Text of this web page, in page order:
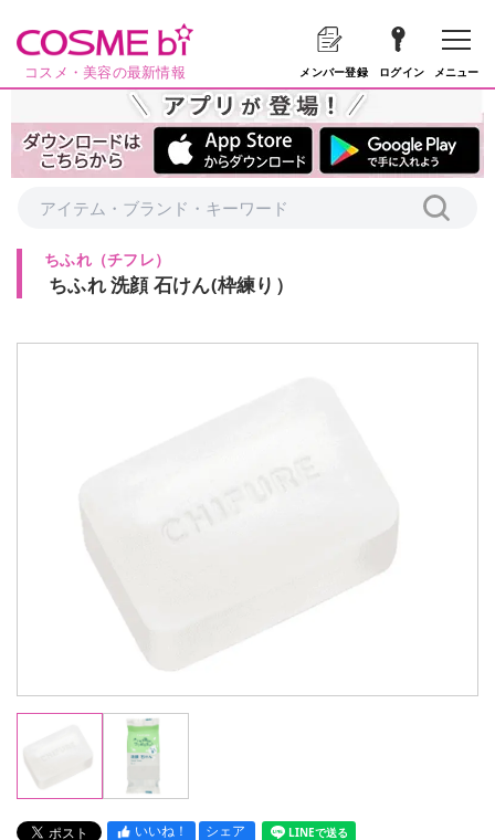
コスメ・美容の最新情報 メンバー登録 ログイン メニュー
ちふれ（チフレ）
ちふれ 洗顔 石けん(枠練り）
いいね！ シェア LINEで送る